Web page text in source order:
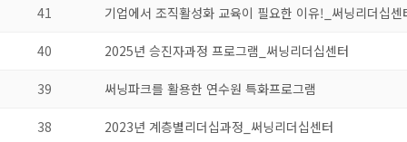
41 기업에서 조직활성화 교육이 필요한 이유!_써닝리더십센
40 2025년 승진자과정 프로그램_써닝리더십센터
39 써닝파크를 활용한 연수원 특화프로그램
38 2023년 계층별리더십과정_써닝리더십센터